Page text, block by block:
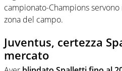
campionato-Champions
zona del campo.
Juventus, certezza
mercato